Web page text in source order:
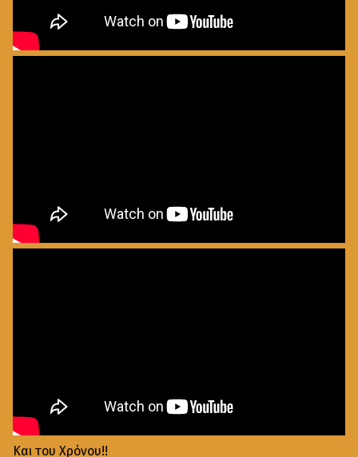
Και του Χρόνου!!